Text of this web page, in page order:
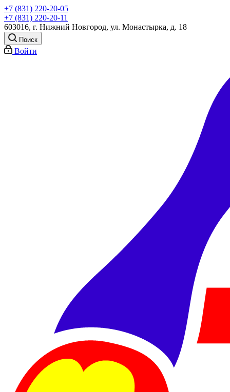
+7 (831) 220-20-05
+7 (831) 220-20-11
603016, г. Нижний Новгород, ул. Монастырка, д. 18
Поиск
Войти